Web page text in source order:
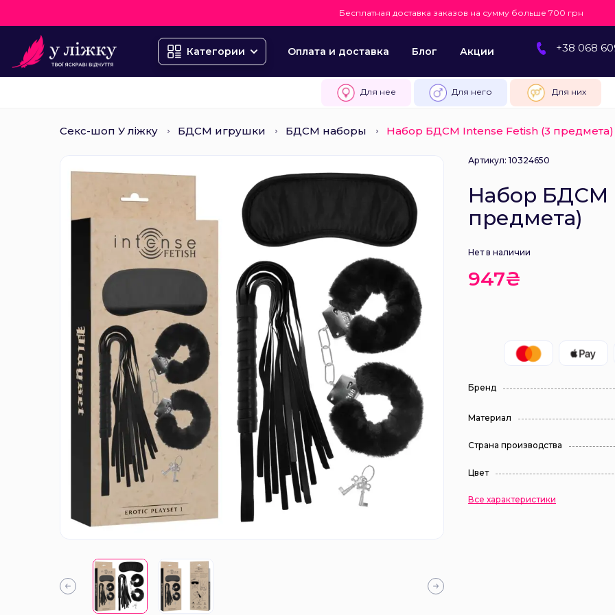
Бесплатная доставка заказов на сумму больше 700 грн
Категории Оплата и доставка Блог Акции +38 068
Для нее Для него Для них
Секс-шоп У ліжку БДСМ игрушки БДСМ наборы Набор БДСМ Intense Fetish (3 предмета)
Артикул: 10324650
Набор БДСМ
предмета)
Нет в наличии
947₴
Бренд
Материал
Страна производства
Цвет
Все характеристики